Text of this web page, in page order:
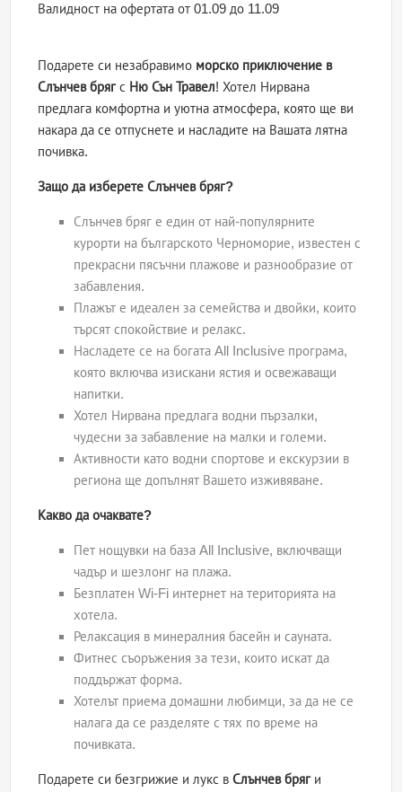
Валидност на офертатаот 01.09 до 11.09
Подарете си незабравимо морско приключение в
Слънчев брягс Ню Сън Травел! Хотел Нирвана
предлага комфортна и уютна атмосфера, която ще ви
накара да се отпуснете и насладите на Вашата лятна
почивка.
Защо да изберете Слънчев бряг?
Слънчев бряг е един от най-популярните
курорти на българското Черноморие, известен с
прекрасни пясъчни плажове и разнообразие от
забавления.
Плажът е идеален за семейства и двойки, които
търсят спокойствие и релакс.
Насладете се на богата All Inclusive програма,
която включва изискани ястия и освежаващи
напитки.
Хотел Нирвана предлага водни пързалки,
чудесни за забавление на малки и големи.
Активности като водни спортове и екскурзии в
региона ще допълнят Вашето изживяване.
Какво да очаквате?
Пет нощувки на база All Inclusive, включващи
чадър и шезлонг на плажа.
Безплатен Wi-Fi интернет на територията на
хотела.
Релаксация в минералния басейн и сауната.
Фитнес съоръжения за тези, които искат да
поддържат форма.
Хотелът приема домашни любимци, за да не се
налага да се разделяте с тях по време на
почивката.
Подарете си безгрижие и лукс вСлънчев бряги